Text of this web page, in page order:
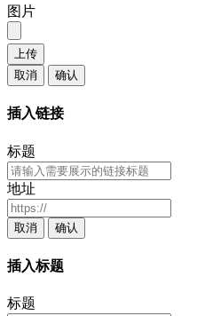
图片
上传
取消
确认
插入链接
标题
地址
取消 确认
插入标题
标题